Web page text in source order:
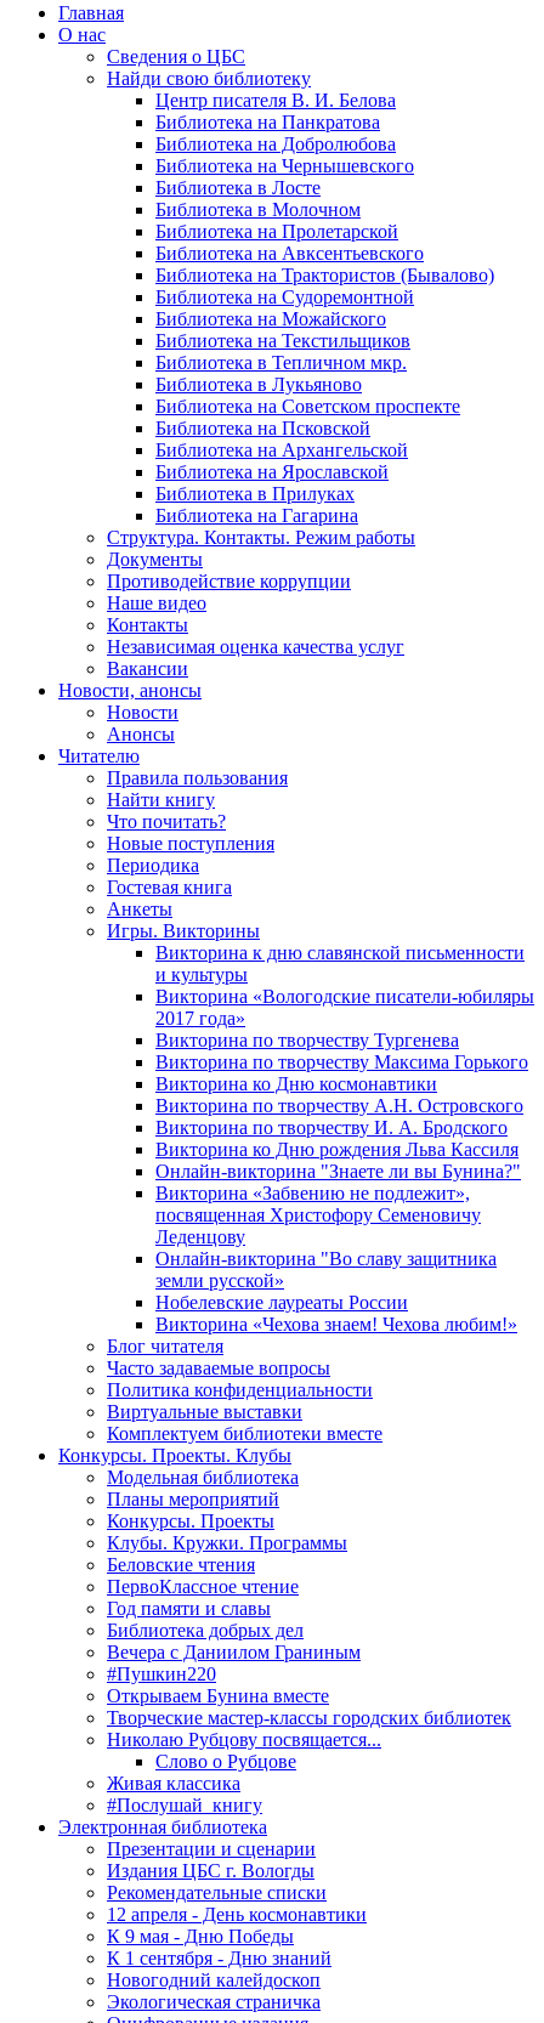
Главная
О нас
Сведения о ЦБС
Найди свою библиотеку
Центр писателя В. И. Белова
Библиотека на Панкратова
Библиотека на Добролюбова
Библиотека на Чернышевского
Библиотека в Лосте
Библиотека в Молочном
Библиотека на Пролетарской
Библиотека на Авксентьевского
Библиотека на Трактористов (Бывалово)
Библиотека на Судоремонтной
Библиотека на Можайского
Библиотека на Текстильщиков
Библиотека в Тепличном мкр.
Библиотека в Лукьяново
Библиотека на Советском проспекте
Библиотека на Псковской
Библиотека на Архангельской
Библиотека на Ярославской
Библиотека в Прилуках
Библиотека на Гагарина
Структура. Контакты. Режим работы
Документы
Противодействие коррупции
Наше видео
Контакты
Независимая оценка качества услуг
Вакансии
Новости, анонсы
Новости
Анонсы
Читателю
Правила пользования
Найти книгу
Что почитать?
Новые поступления
Периодика
Гостевая книга
Анкеты
Игры. Викторины
Викторина к дню славянской письменности
и культуры
Викторина «Вологодские писатели-юбиляры
2017 года»
Викторина по творчеству Тургенева
Викторина по творчеству Максима Горького
Викторина ко Дню космонавтики
Викторина по творчеству А.Н. Островского
Викторина по творчеству И. А. Бродского
Викторина ко Дню рождения Льва Кассиля
Онлайн-викторина "Знаете ли вы Бунина?"
Викторина «Забвению не подлежит»,
посвященная Христофору Семеновичу
Леденцову
Онлайн-викторина "Во славу защитника
земли русской»
Нобелевские лауреаты России
Викторина «Чехова знаем! Чехова любим!»
Блог читателя
Часто задаваемые вопросы
Политика конфиденциальности
Виртуальные выставки
Комплектуем библиотеки вместе
Конкурсы. Проекты. Клубы
Модельная библиотека
Планы мероприятий
Конкурсы. Проекты
Клубы. Кружки. Программы
Беловские чтения
ПервоКлассное чтение
Год памяти и славы
Библиотека добрых дел
Вечера с Даниилом Граниным
#Пушкин220
Открываем Бунина вместе
Творческие мастер-классы городских библиотек
Николаю Рубцову посвящается...
Слово о Рубцове
Живая классика
#Послушай_книгу
Электронная библиотека
Презентации и сценарии
Издания ЦБС г. Вологды
Рекомендательные списки
12 апреля - День космонавтики
К 9 мая - Дню Победы
К 1 сентября - Дню знаний
Новогодний калейдоскоп
Экологическая страничка